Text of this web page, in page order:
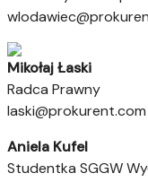
Mikołaj Łaski
Radca Prawny
laski@prokurent.com
Aniela Kufel
Studentka SGGW